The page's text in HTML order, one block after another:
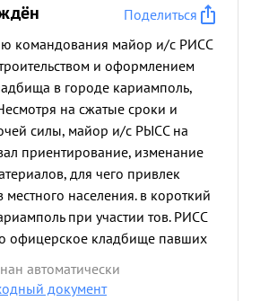
Поделиться
командования майор и/с РИСС
и оформлением
в городе кариамполь,
на сжатые сроки и
силы, майор и/с РЫСС на
приентирование, изменание
для чего привлек
местного населения. в короткий
при участии тов. РИСС
офицерское кладбище павших
с во могилами. на кладбище
с художественными
автоматически
документ